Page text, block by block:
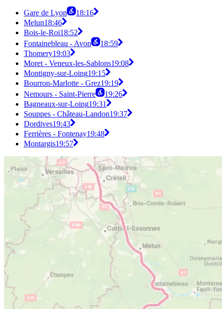
Gare de Lyon
18:16
Melun18:46
Bois-le-Roi18:52
Fontainebleau - Avon
18:59
Thomery19:03
Moret - Veneux-les-Sablons19:08
Montigny-sur-Loing19:15
Bourron-Marlotte - Grez19:19
Nemours - Saint-Pierre
19:26
Bagneaux-sur-Loing19:31
Souppes - Château-Landon19:37
Dordives19:43
Ferrières - Fontenay19:48
Montargis19:57